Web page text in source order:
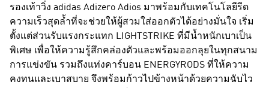
รองเท้าวิ่ง adidas Adizero Adios มาพร้อมกับเทคโนโลยีรีด
ความเร็วสุดล้ำที่จะช่วยให้ผู้สวมใส่ออกตัวได้อย่างมั่นใจ เริ่ม
ตั้งแต่ส่วนรับแรงกระแทก LIGHTSTRIKE ที่มีน้ำหนักเบาเป็น
พิเศษ เพื่อให้ความรู้สึกคล่องตัวและพร้อมออกลุยในทุกสนาม
การแข่งขัน รวมถึงแท่งคาร์บอน ENERGYRODS ที่ให้ความ
คงทนและเบาสบาย จึงพร้อมก้าวไปข้างหน้าด้วยความฉับไว